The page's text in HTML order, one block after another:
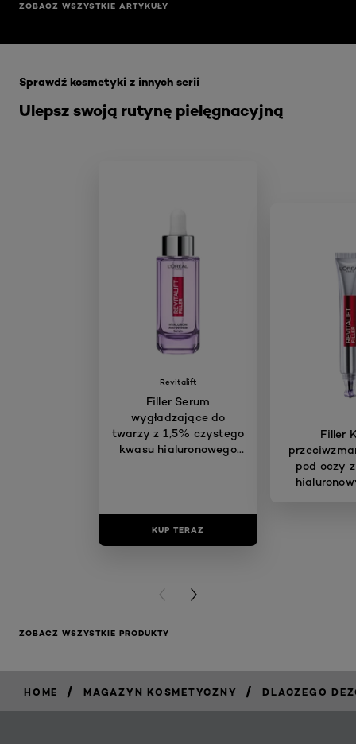
ZOBACZ WSZYSTKIE ARTYKUŁY
Ulepsz swoją rutynę pielęgnacyjną
Sprawdź kosmetyki z innych serii
Revitalift
Filler Serum
wygładzające do
twarzy z 1,5% czystego
kwasu hialuronowego
KUP TERAZ
Filler
pod oczy
PREVIOUS CARD
NEXT CARD
ZOBACZ WSZYSTKIE PRODUKTY
HOME / MAGAZYN KOSMETYCZNY / DLACZEGO